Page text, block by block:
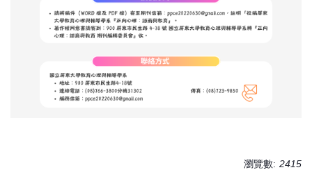
瀏覽數: 2415